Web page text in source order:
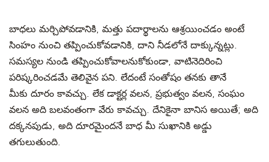
బాధలు మర్చిపోవడానికి, మత్తు పదార్థాలను ఆశ్రయించడం అంటే
సింహం నుంచి తప్పించుకోవడానికి, దాని నీడలోనే దాక్కున్నట్లు.
సమస్యల నుండి తప్పించుకోవాలనుకోకుండా, వాటినెదిరించి
పరిష్కరించడమే తెలివైన పని. లేదంటే సంతోషం తనకు తానే
మీకు దూరం కావచ్చు. లేక డాక్టర్ల వలన, ప్రభుత్వం వలన, సంఘం
వలన అది బలవంతంగా వేరు కావచ్చు. దేనికైనా బానిస అయితే; అది
దక్కనపుడు, అది దూరమైందనే బాధ మీ సుఖానికి అడ్డు
తగులుతుంది.